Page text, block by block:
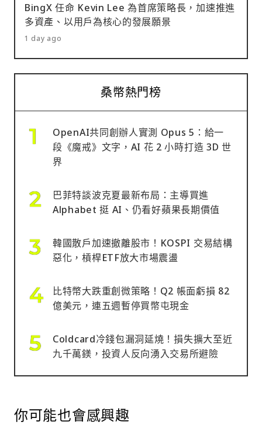
BingX 任命 Kevin Lee 為首席策略長，加速推進
多資產、以用戶為核心的發展願景
1 day ago
桑幣熱門榜
OpenAI共同創辦人實測 Opus 5：給一
段《魔戒》文字，AI 花 2 小時打造 3D 世
界
巴菲特談波克夏最新布局：主導買進
Alphabet 挺 AI、仍看好蘋果長期價值
韓國散戶加速撤離股市！KOSPI 交易結構
惡化，槓桿ETF放大市場震盪
比特幣大跌重創微策略！Q2 帳面虧損 82
億美元，連五週暫停買幣屯現金
Coldcard冷錢包漏洞延燒！損失擴大至近
九千萬鎂，投資人反向湧入交易所避險
你可能也會感興趣